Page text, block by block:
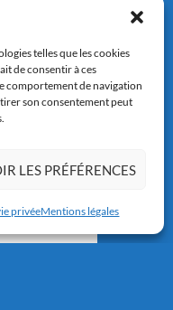
telles que les cookies
de consentir à ces
comportement de navigation
son consentement peut
LES PRÉFÉRENCES
privéeMentions légales